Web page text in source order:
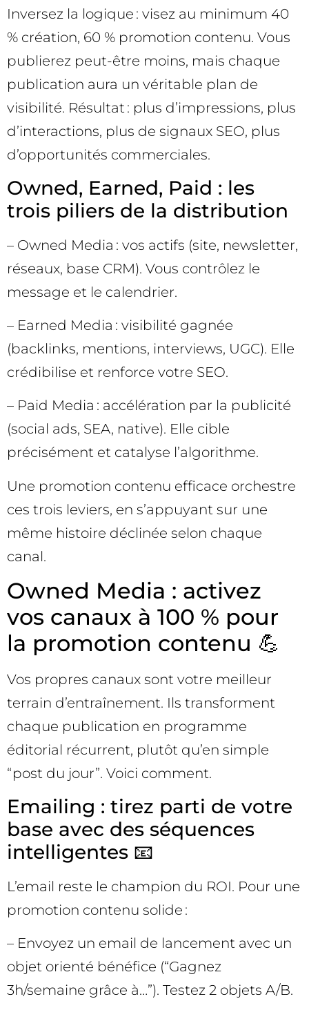
Inversez la logique : visez au minimum 40
% création, 60 % promotion contenu. Vous
publierez peut-être moins, mais chaque
publication aura un véritable plan de
visibilité. Résultat : plus d’impressions, plus
d’interactions, plus de signaux SEO, plus
d’opportunités commerciales.
Owned, Earned, Paid : les
trois piliers de la distribution
– Owned Media : vos actifs (site, newsletter,
réseaux, base CRM). Vous contrôlez le
message et le calendrier.
– Earned Media : visibilité gagnée
(backlinks, mentions, interviews, UGC). Elle
crédibilise et renforce votre SEO.
– Paid Media : accélération par la publicité
(social ads, SEA, native). Elle cible
précisément et catalyse l’algorithme.
Une promotion contenu efficace orchestre
ces trois leviers, en s’appuyant sur une
même histoire déclinée selon chaque
canal.
Owned Media : activez
vos canaux à 100 % pour
la promotion contenu 💪
Vos propres canaux sont votre meilleur
terrain d’entraînement. Ils transforment
chaque publication en programme
éditorial récurrent, plutôt qu’en simple
“post du jour”. Voici comment.
Emailing : tirez parti de votre
base avec des séquences
intelligentes 📧
L’email reste le champion du ROI. Pour une
promotion contenu solide :
– Envoyez un email de lancement avec un
objet orienté bénéfice (“Gagnez
3h/semaine grâce à…”). Testez 2 objets A/B.